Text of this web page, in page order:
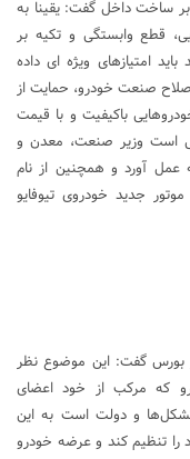
بر ساخت داخل گفت: یقینا به
قطع وابستگی و تکیه بر
امتیازهای ویژه ای داده
صنعت خودرو، حمایت از
باکیفیت و با قیمت
است وزیر صنعت، معدن و
عمل آورد و همچنین از نام
جدید خودروی تیوفایو
گفت: این موضوع نظر
که مرکب از خود اعضای
و دولت است به این
را تنظیم کند و عرضه خودرو